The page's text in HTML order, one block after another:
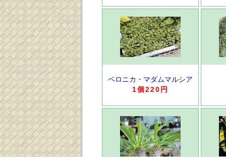
ベロニカ・マダムマルシア
1個220円